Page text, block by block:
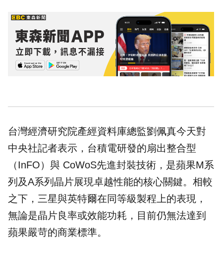
台灣經濟研究院產經資料庫總監劉佩真今天對
中央社記者表示，台積電研發的扇出整合型
（InFO）與 CoWoS先進封裝技術，是蘋果M系
列及A系列晶片展現卓越性能的核心關鍵。相較
之下，三星與英特爾在同等級製程上的表現，
無論是晶片良率或效能功耗，目前仍無法達到
蘋果嚴苛的商業標準。